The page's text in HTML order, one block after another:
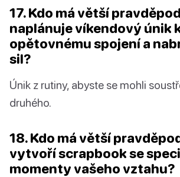
17. Kdo má větší
naplánuje víkendový únik
opětovnému spojení a
sil?
Únik z rutiny, abyste se mohli
druhého.
18. Kdo má větší
vytvoří scrapbook se
momenty vašeho vztahu?